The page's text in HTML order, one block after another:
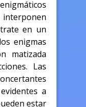
en un
enigmas
matizada
Las
a
estar